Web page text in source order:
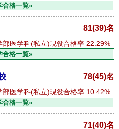
合格一覧»
81(39)名
部医学科(私立)現役合格率 22.29%
合格一覧»
78(45)名
部医学科(私立)現役合格率 10.42%
合格一覧»
71(40)名